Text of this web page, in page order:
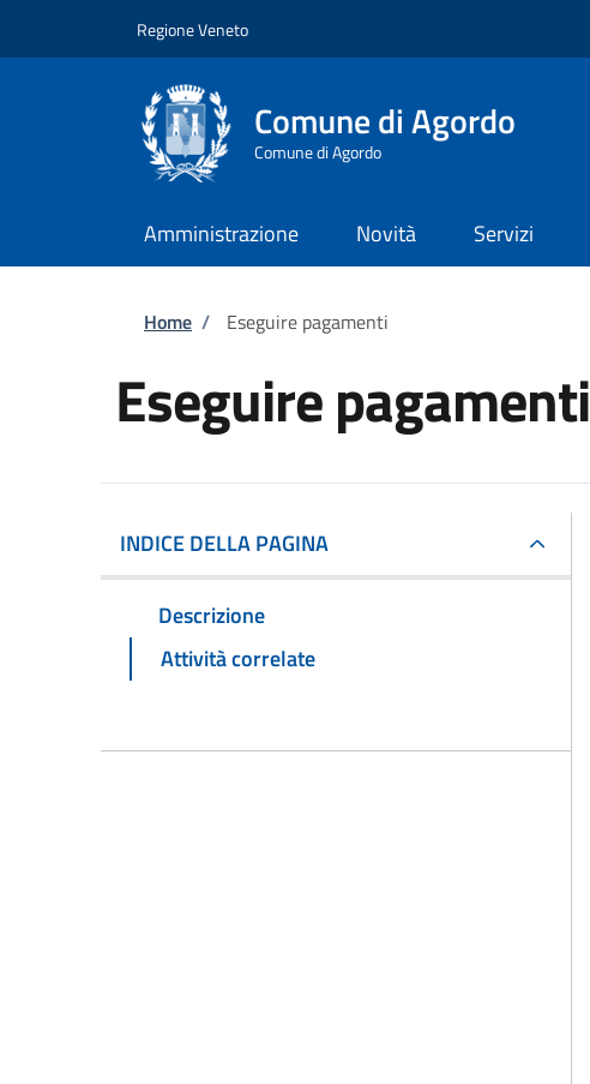
Regione Veneto
Comune di Agordo
Comune di Agordo
Amministrazione Novità Servizi
Briciole di pane
Home / Eseguire pagamenti
Eseguire pagamenti
INDICE DELLA PAGINA
Descrizione
Attività correlate